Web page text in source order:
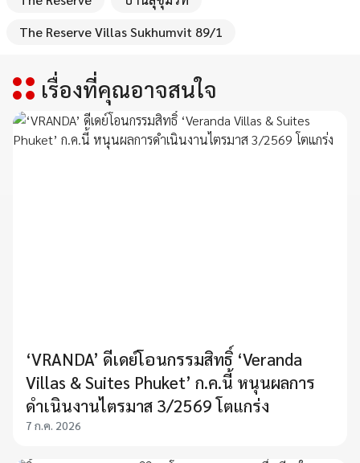
The Reserve Villas Sukhumvit 89/1
เรื่องที่คุณอาจสนใจ
‘VRANDA’ ดีเดย์โอนกรรมสิทธิ์ ‘Veranda
Villas & Suites Phuket’ ก.ค.นี้ หนุนผลการ
ดำเนินงานไตรมาส 3/2569 โตแกร่ง
7 ก.ค. 2026